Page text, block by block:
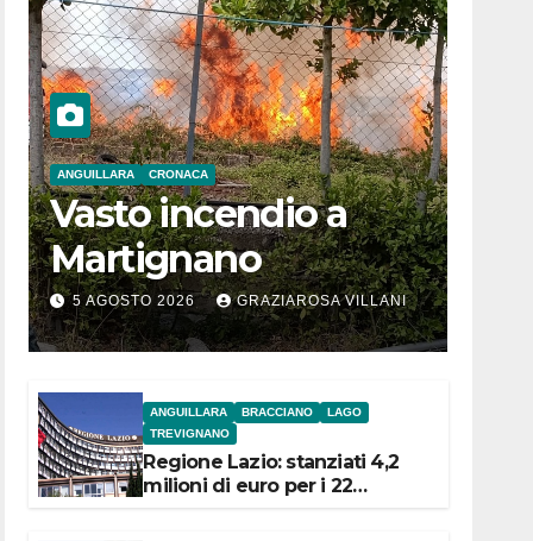
ANGUILLARA CRONACA
Vasto incendio a
Martignano
5 AGOSTO 2026 GRAZIAROSA VILLANI
ANGUILLARA BRACCIANO
LAGO
TREVIGNANO
Regione Lazio: stanziati 4,2
milioni di euro per i 22